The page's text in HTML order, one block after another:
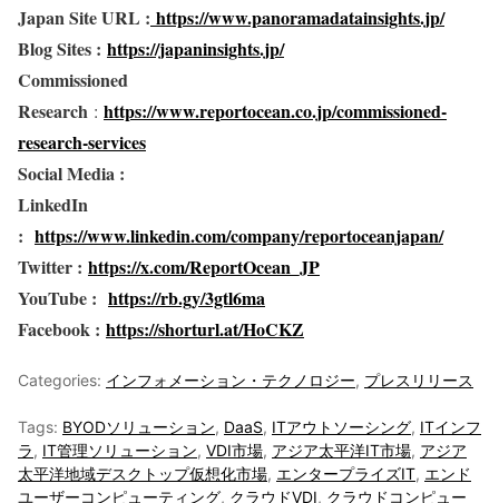
Japan Site URL : https://www.panoramadatainsights.jp/
Blog Sites : https://japaninsights.jp/
Commissioned
Research : https://www.reportocean.co.jp/commissioned-
research-services
Social Media :
LinkedIn
: https://www.linkedin.com/company/reportoceanjapan/
Twitter : https://x.com/ReportOcean_JP
YouTube : https://rb.gy/3gtl6ma
Facebook : https://shorturl.at/HoCKZ
Categories: インフォメーション・テクノロジー, プレスリリース
Tags: BYODソリューション, DaaS, ITアウトソーシング, ITインフ
ラ, IT管理ソリューション, VDI市場, アジア太平洋IT市場, アジア
太平洋地域デスクトップ仮想化市場, エンタープライズIT, エンド
ユーザーコンピューティング, クラウドVDI, クラウドコンピュー